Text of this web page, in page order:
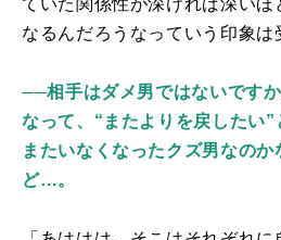
なるんだろうなっていう印象は
──相手はダメ男ではないです
なって、“またよりを戻したい”
またいなくなったクズ男なの
ど…。